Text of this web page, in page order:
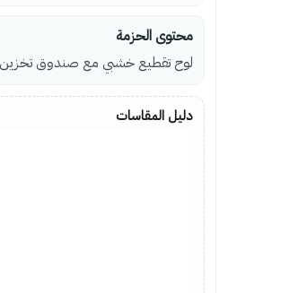
محتوى الحزمة
لوح تقطيع خشبي مع صندوق تخزين
دليل المقاسات